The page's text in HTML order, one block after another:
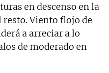
en descenso en la
resto. Viento flojo de
a arreciar a lo
de moderado en